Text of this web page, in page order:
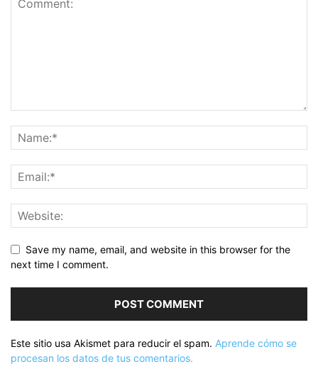
Save my name, email, and website in this browser for the
next time I comment.
Este sitio usa Akismet para reducir el spam. Aprende cómo se
procesan los datos de tus comentarios.